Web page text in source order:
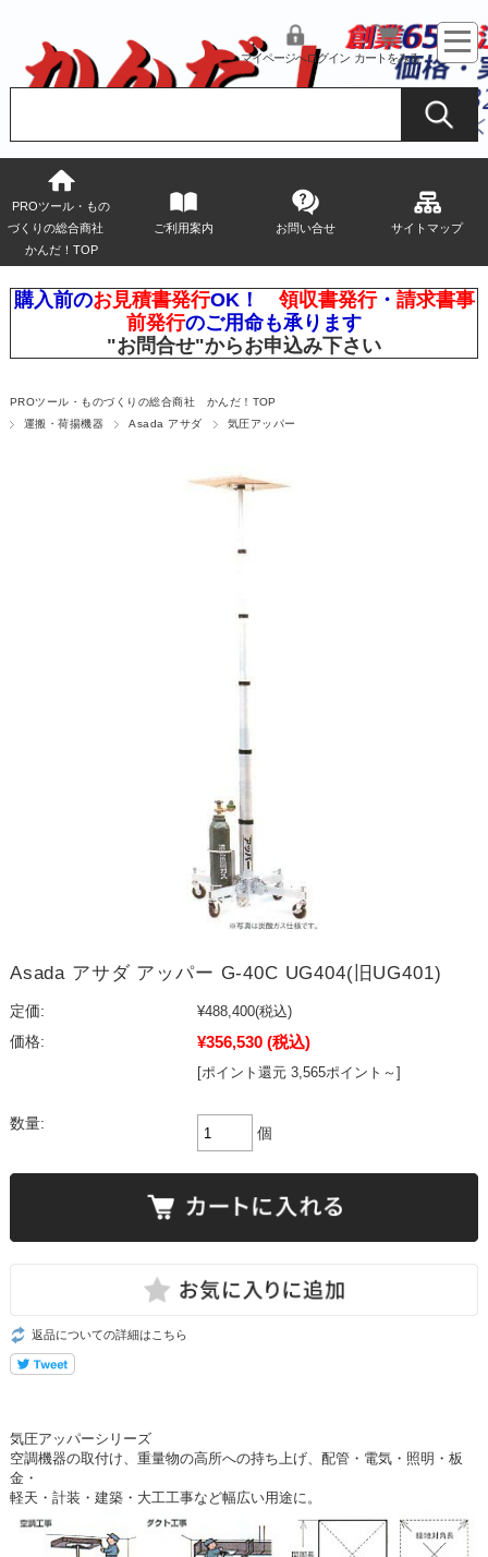
マイページへログイン カートをみる
PROツール・もの
づくりの総合商社
かんだ！TOP
ご利用案内 お問い合せ サイトマップ
購入前のお見積書発行OK！ 領収書発行・ 請求書事
前発行のご用命も承ります
"お問合せ"からお申込み下さい
PROツール・ものづくりの総合商社 かんだ！TOP
運搬・荷揚機器
Asada アサダ 気圧アッパー
Asada アサダ アッパー G-40C UG404(旧UG401)
定価: ¥488,400(税込)
価格:
¥356,530 (税込)
[ポイント還元 3,565ポイント～]
数量:
個
返品についての詳細はこちら
気圧アッパーシリーズ
空調機器の取付け、重量物の高所への持ち上げ、配管・電気・照明・板
金・
軽天・計装・建築・大工工事など幅広い用途に。